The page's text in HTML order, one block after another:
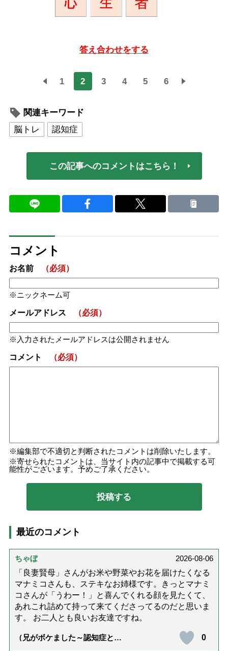
答え合わせをする
1 2 3 4 5 6
関連キーワード
脳トレ
認知症
この記事へのコメントはこちら！
コメント
お名前 （必須）
ニックネーム可
メールアドレス （必須）
入力されたメールアドレスは公開されません
コメント （必須）
編集部で不適切と判断されたコメントは削除いたします。
寄せられたコメントは、当サイト内の記事中で掲載する可
能性がございます。予めご了承ください。
最近のコメント
ちゃぼ
2026-08-06
「良妻賢母」さんがお米や野菜やお花を届けたくなる
マナミコさんも、ステキなお姉様です。きっとマナミ
コさんが「うわー！」と喜んでくれる顔を見たくて、
あれこれ詰めて持って来てくださってるのだと思いま
す。 お二人とも良いお友達ですね。
（兄がボケました～認知症と介
0